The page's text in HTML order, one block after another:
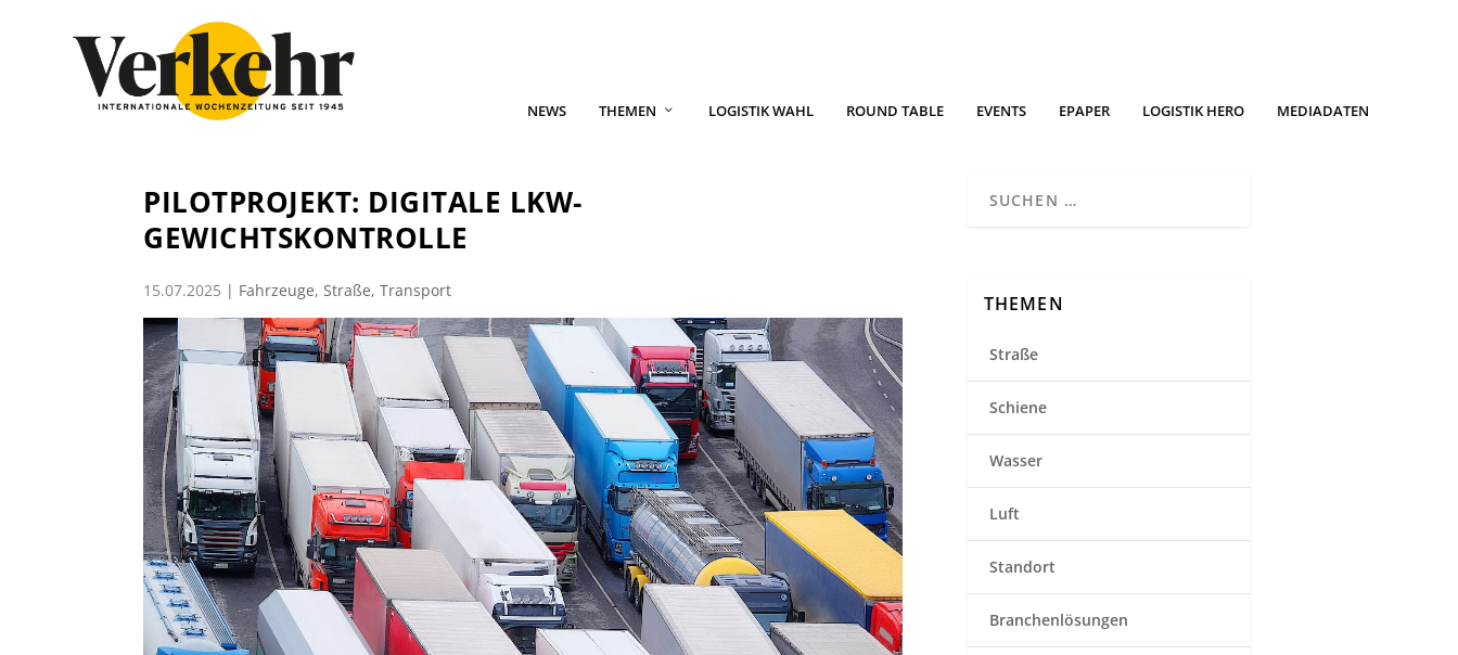
NEWS THEMEN LOGISTIK WAHL ROUND TABLE EVENTS EPAPER LOGISTIK HERO MEDIADATEN
PILOTPROJEKT: DIGITALE LKW-
GEWICHTSKONTROLLE
15.07.2025 | Fahrzeuge, Straße, Transport
THEMEN
Straße
Schiene
Wasser
Luft
Standort
Branchenlösungen